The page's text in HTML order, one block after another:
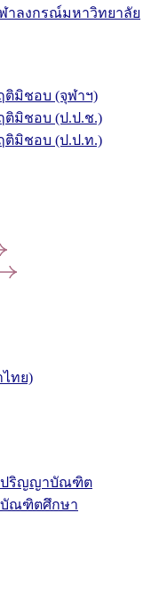
าลงกรณ์มหาวิทยาลัย
ติมิชอบ (จุฬาฯ)
ติมิชอบ (ป.ป.ช.)
ติมิชอบ (ป.ป.ท.)
ทย)
ปริญญาบัณฑิต
บัณฑิตศึกษา